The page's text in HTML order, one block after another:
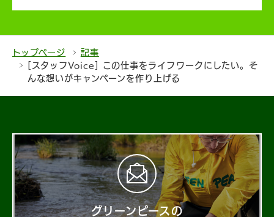
トップページ
記事
[スタッフVoice] この仕事をライフワークにしたい。そ
んな想いがキャンペーンを作り上げる
グリーンピースの